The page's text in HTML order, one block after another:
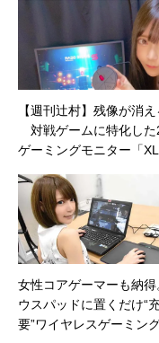
制
一
話
カ
【週刊辻村】残像が消え
対戦ゲームに特化した
ゲーミングモニター「
女性コアゲーマーも納得
ウスパッドに置くだけ“
要”ワイヤレスゲーミング